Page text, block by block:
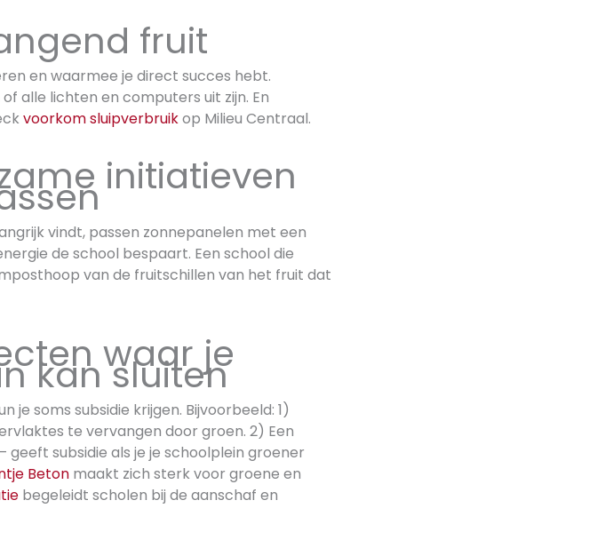
fruit
en waarmee je direct succes hebt.
alle lichten en computers uit zijn. En
voorkom sluipverbruikop Milieu Centraal.
initiatieven
vindt, passen zonnepanelen met een
de school bespaart. Een school die
van de fruitschillen van het fruit dat
waar je
kan sluiten
je soms subsidie krijgen. Bijvoorbeeld: 1)
te vervangen door groen. 2) Een
– geeft subsidie als je je schoolplein groener
Beton maakt zich sterk voor groene en
begeleidt scholen bij de aanschaf en